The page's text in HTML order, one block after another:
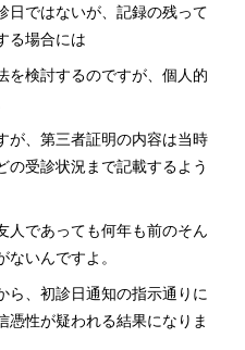
日ではないが、記録の残って
る場合には
を検討するのですが、個人的
が、第三者証明の内容は当時
の受診状況まで記載するよう
人であっても何年も前のそん
いんですよ。
ら、初診日通知の指示通りに
憑性が疑われる結果になりま